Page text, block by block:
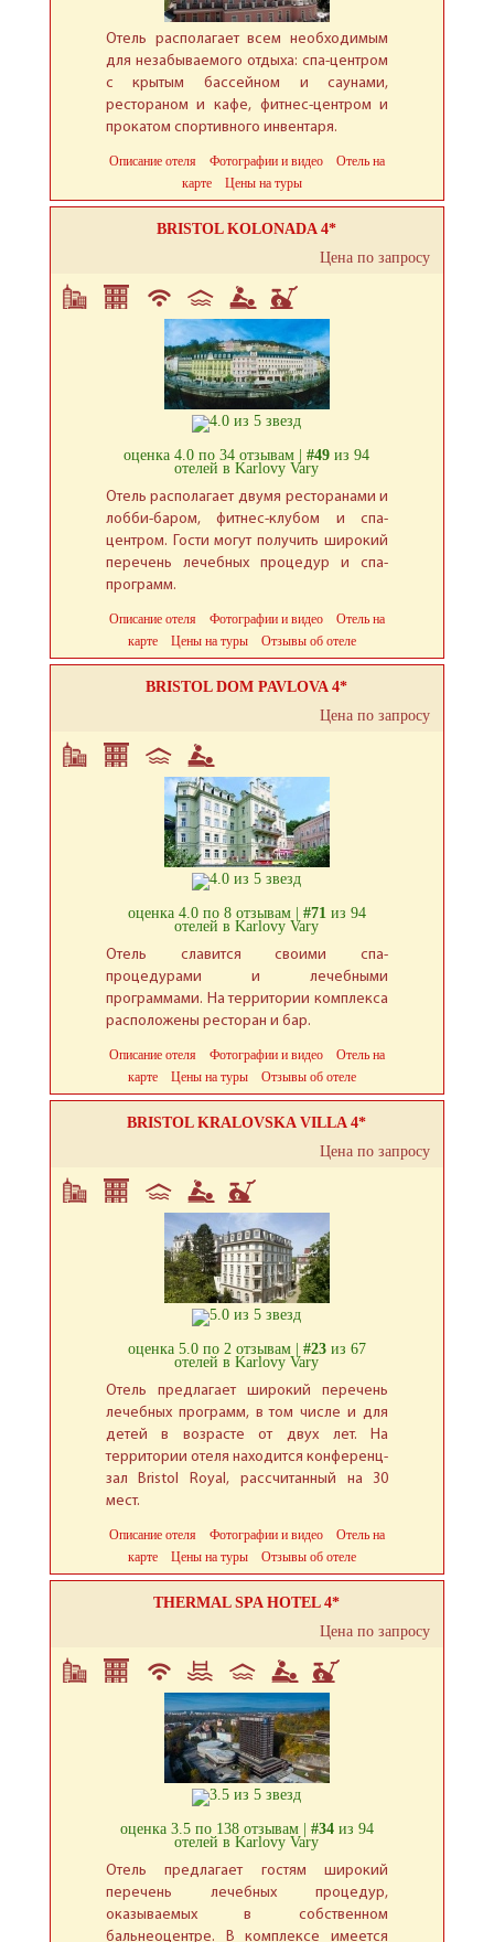
Отель располагает всем необходимым
для незабываемого отдыха: спа-центром
с крытым бассейном и саунами,
рестораном и кафе, фитнес-центром и
прокатом спортивного инвентаря.
Описание отеля Фотографии и видео
Отель на
карте
Цены на туры
BRISTOL KOLONADA 4*
Цена по запросу
оценка 4.0 по 34 отзывам |#49 из 94
отелей в Karlovy Vary
Отель располагает двумя ресторанами и
лобби-баром, фитнес-клубом и спа-
центром. Гости могут получить широкий
перечень лечебных процедур и спа-
программ.
Описание отеля Фотографии и видео
Отель на
карте
Цены на туры Отзывы об отеле
BRISTOL DOM PAVLOVA 4*
Цена по запросу
оценка 4.0 по 8 отзывам | #71из 94
отелей в Karlovy Vary
Отель славится своими спа-
процедурами и лечебными
программами. На территории комплекса
расположены ресторан и бар.
Описание отеля Фотографии и видео
Отель на
карте
Цены на туры Отзывы об отеле
BRISTOL KRALOVSKA VILLA 4*
Цена по запросу
оценка 5.0 по 2 отзывам | #23из 67
отелей в Karlovy Vary
Отель предлагает широкий перечень
лечебных программ, в том числе и для
детей в возрасте от двух лет. На
территории отеля находится конференц-
зал Bristol Royal, рассчитанный на 30
мест.
Описание отеля Фотографии и видео
Отель на
карте
Цены на туры Отзывы об отеле
THERMAL SPA HOTEL 4*
Цена по запросу
оценка 3.5 по 138 отзывам | #34из 94
отелей в Karlovy Vary
Отель предлагает гостям широкий
перечень лечебных процедур,
оказываемых в собственном
бальнеоцентре. В комплексе имеется